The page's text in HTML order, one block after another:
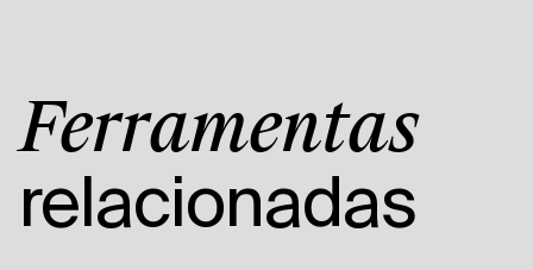
Inglês americanopara Estoniano
Árabe egípciopara Estoniano
Ferramentas
relacionadas